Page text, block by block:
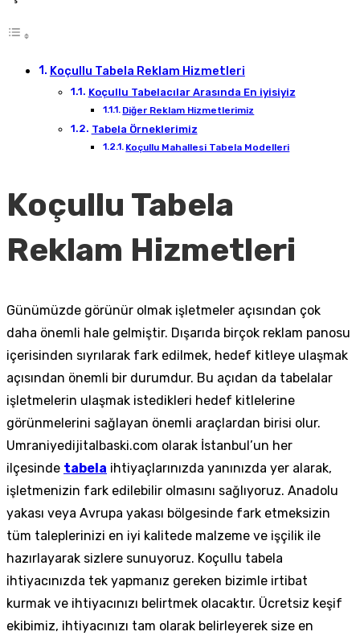
Koçullu Tabela Reklam Hizmetleri
Koçullu Tabelacılar Arasında En iyisiyiz
Diğer Reklam Hizmetlerimiz
Tabela Örneklerimiz
Koçullu Mahallesi Tabela Modelleri
Koçullu Tabela
Reklam Hizmetleri
Günümüzde görünür olmak işletmeler açısından çok
daha önemli hale gelmiştir. Dışarıda birçok reklam panosu
içerisinden sıyrılarak fark edilmek, hedef kitleye ulaşmak
açısından önemli bir durumdur. Bu açıdan da tabelalar
işletmelerin ulaşmak istedikleri hedef kitlelerine
görünmelerini sağlayan önemli araçlardan birisi olur.
Umraniyedijitalbaski.com olarak İstanbul’un her
ilçesinde tabela ihtiyaçlarınızda yanınızda yer alarak,
işletmenizin fark edilebilir olmasını sağlıyoruz. Anadolu
yakası veya Avrupa yakası bölgesinde fark etmeksizin
tüm taleplerinizi en iyi kalitede malzeme ve işçilik ile
hazırlayarak sizlere sunuyoruz. Koçullu tabela
ihtiyacınızda tek yapmanız gereken bizimle irtibat
kurmak ve ihtiyacınızı belirtmek olacaktır. Ücretsiz keşif
ekibimiz, ihtiyacınızı tam olarak belirleyerek size en